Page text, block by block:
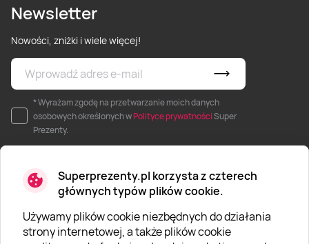
Superprezenty.pl korzysta z czterech
głównych typów plików cookie.
Używamy plików cookie niezbędnych do działania
strony internetowej, a także plików cookie
Newsletter
Nowości, zniżki i wiele więcej!
* Wyrażam zgodę na przetwarzanie moich danych
osobowych określonych wPolityce prywatnościSuper
Prezenty.
O SUPERPREZENTY